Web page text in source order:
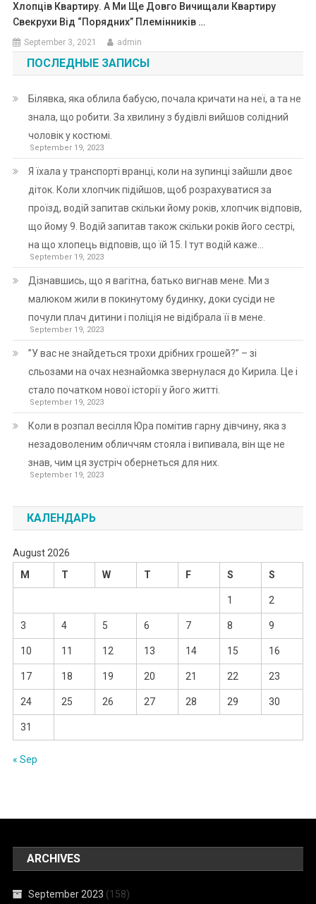
Хлопців Квартиру. А Ми Ще Довго Вичищали Квартиру
Свекрухи Від “порядних” Племінників …
September 3, 2021 admin
ПОСЛЕДНЫЕ ЗАПИСЫ
Білявка, яка облила бабусю, почала кричати на неї, а та не
знала, що робити. За хвилину з будівлі вийшов солідний
чоловік у костюмі.
September 19, 2023
Я їхала у транспорті вранці, коли на зупинці зайшли двоє
діток. Коли хлопчик підійшов, щоб розрахуватися за
проїзд, водій запитав скільки йому років, хлопчик відповів,
що йому 9. Водій запитав також скільки років його сестрі,
на що хлопець відповів, що їй 15. І тут водій каже…
September 19, 2023
Дізнавшись, що я вагітна, батько вигнав мене. Ми з
малюком жили в покинутому будинку, доки сусіди не
почули плач дитини і поліція не відібрала її в мене.
September 19, 2023
”У вас не знайдеться трохи дрібних грошей?” – зі
сльозами на очах незнайомка звернулася до Кирила. Це і
стало початком нової історії у його житті.
September 19, 2023
Коли в розпал весілля Юра помітив гарну дівчину, яка з
незадоволеним обличчям стояла і випивала, він ще не
знав, чим ця зустріч обернеться для них.
September 19, 2023
КАЛЕНДАРЬ
August 2026
M
T W T F S S
1 2
3 4 5 6 7 8 9
10 11 12 13 14 15 16
17 18 19 20 21 22 23
24 25 26 27 28 29 30
31
« Sep
ARCHIVES
September 2023 (158)